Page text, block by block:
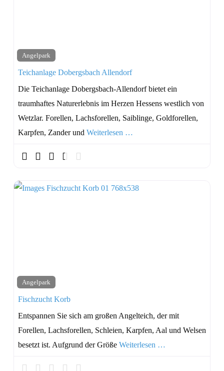
Angelpark
Teichanlage Dobergsbach Allendorf
Die Teichanlage Dobergsbach-Allendorf bietet ein
traumhaftes Naturerlebnis im Herzen Hessens westlich von
Wetzlar. Forellen, Lachsforellen, Saiblinge, Goldforellen,
Karpfen, Zander und Weiterlesen …
Angelpark
Fischzucht Korb
Entspannen Sie sich am großen Angelteich, der mit
Forellen, Lachsforellen, Schleien, Karpfen, Aal und Welsen
besetzt ist. Aufgrund der Größe Weiterlesen …